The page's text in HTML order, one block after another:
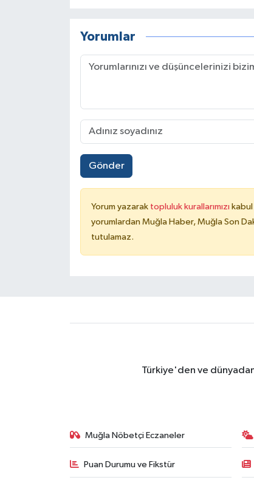
Yorumlar
Gönder
Yorum yazarak topluluk kurallarımızı
yorumlardan Muğla Haber, Muğla Son
tutulamaz.
Türkiye'den ve
Muğla Nöbetçi Eczaneler
Puan Durumu ve Fikstür